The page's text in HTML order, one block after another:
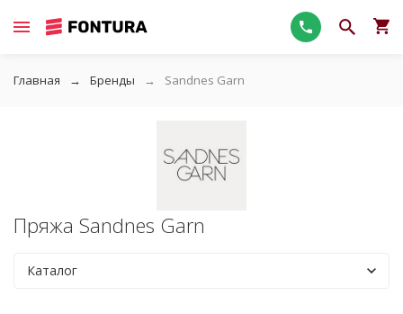
Главная Бренды Sandnes Garn
Пряжа Sandnes Garn
Каталог